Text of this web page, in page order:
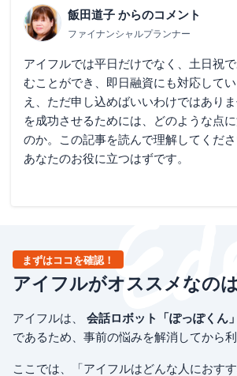
飯田道子 からのコメント
ファイナンシャルプランナー
アイフルでは平日だけでなく、土日祝
むことができ、即日融資にも対応して
え、ただ申し込めばいいわけではあり
を成功させるためには、どのような点
のか。この記事を読んで理解してくださ
あなたのお役に立つはずです。
まずはココを確認！
アイフルがオススメなの
アイフルは、 会話ロボット「ぽっぽくん
であるため、事前の悩みを解消してから利
ここでは、「アイフルはどんな人におす